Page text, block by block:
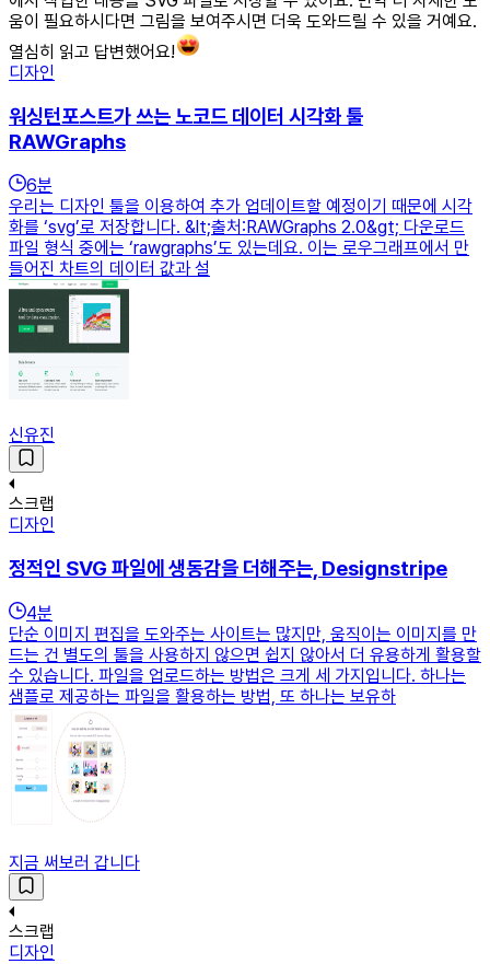
움이 필요하시다면 그림을 보여주시면 더욱 도와드릴 수 있을 거예요.
열심히 읽고 답변했어요!
디자인
워싱턴포스트가 쓰는 노코드 데이터 시각화 툴
RAWGraphs
6분
우리는 디자인 툴을 이용하여 추가 업데이트할 예정이기 때문에 시각
화를 ‘svg’로 저장합니다. &lt;출처:RAWGraphs 2.0&gt; 다운로드
파일 형식 중에는 ‘rawgraphs’도 있는데요. 이는 로우그래프에서 만
들어진 차트의 데이터 값과 설
신유진
스크랩
디자인
정적인 SVG 파일에 생동감을 더해주는, Designstripe
4분
단순 이미지 편집을 도와주는 사이트는 많지만, 움직이는 이미지를 만
드는 건 별도의 툴을 사용하지 않으면 쉽지 않아서 더 유용하게 활용할
수 있습니다. 파일을 업로드하는 방법은 크게 세 가지입니다. 하나는
샘플로 제공하는 파일을 활용하는 방법, 또 하나는 보유하
지금 써보러 갑니다
스크랩
디자인